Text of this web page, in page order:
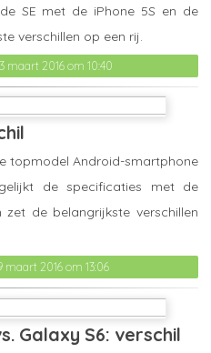
maart 2016 om 10:40
SE met de iPhone 5S en de
verschillen op een rij.
maart 2016 om 13:06
topmodel Android-smartphone
de specificaties met de
de belangrijkste verschillen
Galaxy S6: verschil